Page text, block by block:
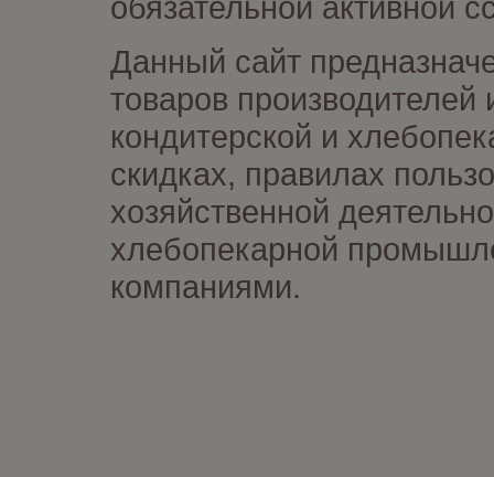
Данный сайт
товаров
кондитерской и
скидках, правилах
хозяйственной
хлебопекарной
компаниями.